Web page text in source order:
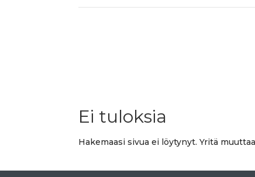
Ei tuloksia
Hakemaasi sivua ei löytynyt. Yritä